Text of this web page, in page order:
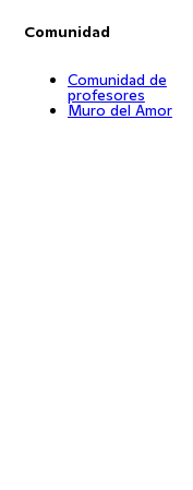
Comunidad
Comunidad de
profesores
Muro del Amor